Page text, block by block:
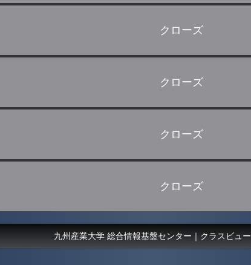
クローズ
クローズ
クローズ
クローズ
九州産業大学 総合情報基盤センター｜クラスビュー